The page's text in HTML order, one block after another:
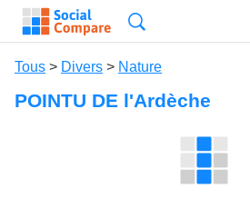
Tous > Divers > Nature
POINTU DE l'Ardèche